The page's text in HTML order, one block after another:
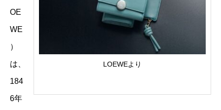
LOEWEより
OE
WE
）
は、
184
6年